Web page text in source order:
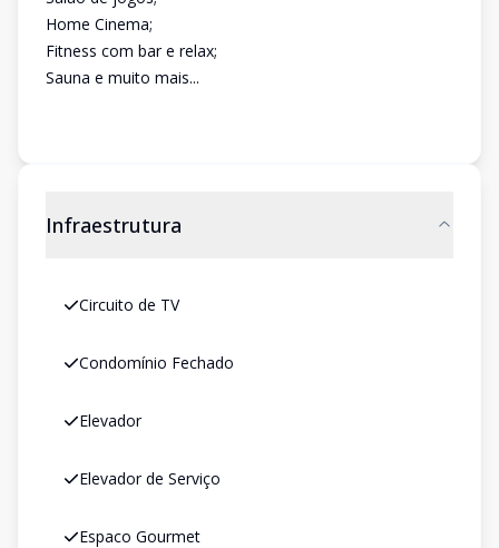
Home Cinema;
Fitness com bar e relax;
Sauna e muito mais...
Infraestrutura
Circuito de TV
Condomínio Fechado
Elevador
Elevador de Serviço
Espaco Gourmet